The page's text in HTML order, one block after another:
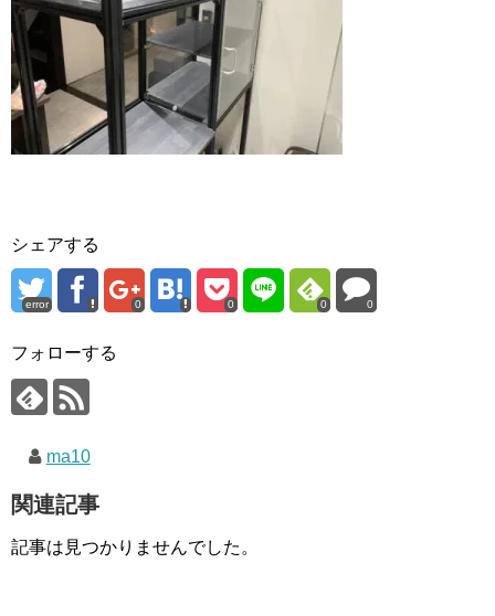
シェアする
error 0 0 0 0
フォローする
ma10
関連記事
記事は見つかりませんでした。